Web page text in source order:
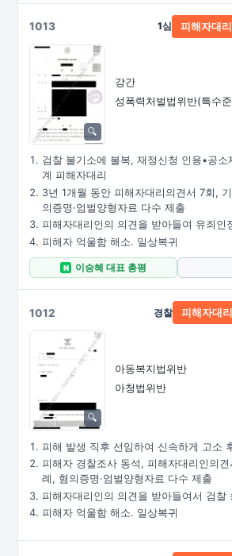
1013
강간
성폭력처벌법위반(특수
1심 피해자대
검찰 불기소에 불복, 재정신청 인용•공소
계 피해자대리
3년 1개월 동안 피해자대리의견서 7회,
의증명·엄벌양형자료 다수 제출
피해자대리인의 의견을 받아들여 유죄인
피해자 억울함 해소. 일상복귀
N 이승혜 대표 총평
1012
아동복지법위반
아청법위반
경찰 피해자대
피해 발생 직후 선임하여 신속하게 고소
피해자 경찰조사 동석, 피해자대리인의
례, 혐의증명·엄벌양형자료 다수 제출
피해자대리인의 의견을 받아들여서 검찰
피해자 억울함 해소. 일상복귀